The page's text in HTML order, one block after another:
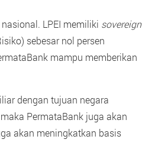
LPEI memiliki sovereign
sebesar nol persen
mampu memberikan
dengan tujuan negara
PermataBank juga akan
akan meningkatkan basis